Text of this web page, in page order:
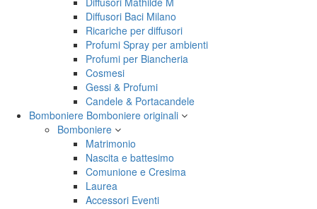
Diffusori Baci Milano
Ricariche per diffusori
Profumi Spray per ambienti
Profumi per Biancheria
Cosmesi
Gessi & Profumi
Candele & Portacandele
Bomboniere Bomboniere originali
Bomboniere
Matrimonio
Nascita e battesimo
Comunione e Cresima
Laurea
Accessori Eventi